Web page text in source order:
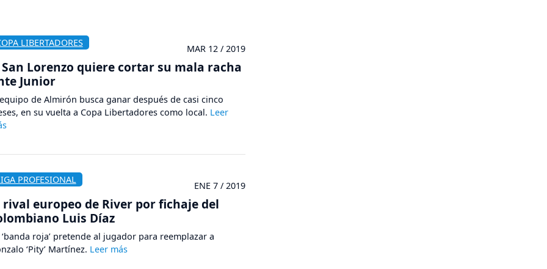
LIBERTADORES
MAR 12 / 2019
Lorenzo quiere cortar su mala racha
Junior
de Almirón busca ganar después de casi cinco
en su vuelta a Copa Libertadores como local.
PROFESIONAL
ENE 7 / 2019
rival europeo de River por fichaje del
Luis Díaz
‘banda roja’ pretende al jugador para reemplazar a
‘Pity’ Martínez.